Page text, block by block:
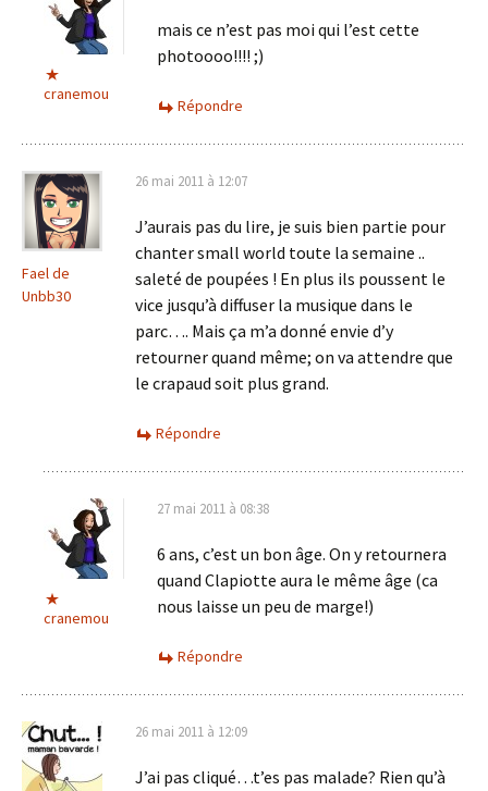
cranemou
mais ce n’est pas moi qui l’est cette
photoooo!!!! ;)
Répondre
Fael de
Unbb30
26 mai 2011 à 12:07
J’aurais pas du lire, je suis bien partie pour
chanter small world toute la semaine ..
saleté de poupées ! En plus ils poussent le
vice jusqu’à diffuser la musique dans le
parc…. Mais ça m’a donné envie d’y
retourner quand même; on va attendre que
le crapaud soit plus grand.
Répondre
cranemou
27 mai 2011 à 08:38
6 ans, c’est un bon âge. On y retournera
quand Clapiotte aura le même âge (ca
nous laisse un peu de marge!)
Répondre
26 mai 2011 à 12:09
J’ai pas cliqué…t’es pas malade? Rien qu’à